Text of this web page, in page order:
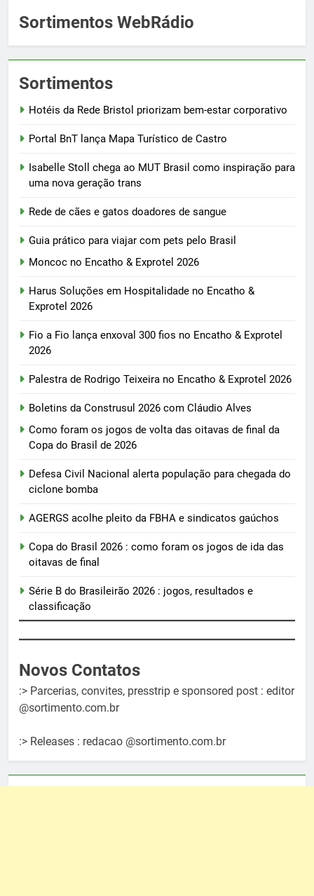
Sortimentos WebRádio
Sortimentos
Hotéis da Rede Bristol priorizam bem-estar corporativo
Portal BnT lança Mapa Turístico de Castro
Isabelle Stoll chega ao MUT Brasil como inspiração para
uma nova geração trans
Rede de cães e gatos doadores de sangue
Guia prático para viajar com pets pelo Brasil
Moncoc no Encatho & Exprotel 2026
Harus Soluções em Hospitalidade no Encatho &
Exprotel 2026
Fio a Fio lança enxoval 300 fios no Encatho & Exprotel
2026
Palestra de Rodrigo Teixeira no Encatho & Exprotel 2026
Boletins da Construsul 2026 com Cláudio Alves
Como foram os jogos de volta das oitavas de final da
Copa do Brasil de 2026
Defesa Civil Nacional alerta população para chegada do
ciclone bomba
AGERGS acolhe pleito da FBHA e sindicatos gaúchos
Copa do Brasil 2026 : como foram os jogos de ida das
oitavas de final
Série B do Brasileirão 2026 : jogos, resultados e
classificação
Novos Contatos
:> Parcerias, convites, presstrip e sponsored post : editor
@sortimento.com.br
:> Releases : redacao @sortimento.com.br